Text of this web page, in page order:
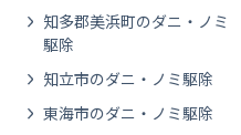
知多郡美浜町のダニ・ノミ
駆除
知立市のダニ・ノミ駆除
東海市のダニ・ノミ駆除